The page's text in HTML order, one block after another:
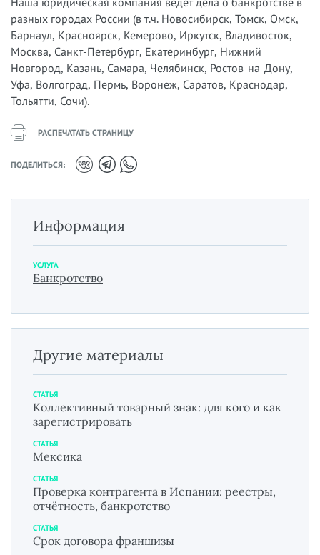
разных городах России (в т.ч. Новосибирск, Томск, Омск,
Барнаул, Красноярск, Кемерово, Иркутск, Владивосток,
Москва, Санкт-Петербург, Екатеринбург, Нижний
Новгород, Казань, Самара, Челябинск, Ростов-на-Дону,
Уфа, Волгоград, Пермь, Воронеж, Саратов, Краснодар,
Тольятти, Сочи).
РАСПЕЧАТАТЬ СТРАНИЦУ
ПОДЕЛИТЬСЯ:
Информация
УСЛУГА
Банкротство
Другие материалы
СТАТЬЯ
Коллективный товарный знак: для кого и как
зарегистрировать
СТАТЬЯ
Мексика
СТАТЬЯ
Проверка контрагента в Испании: реестры,
отчётность, банкротство
СТАТЬЯ
Срок договора франшизы